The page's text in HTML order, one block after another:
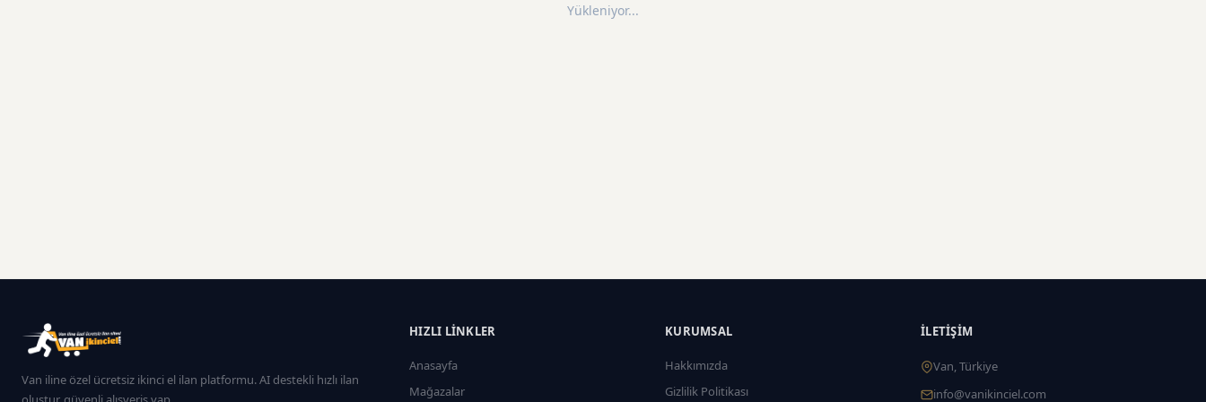
Yükleniyor...
Van iline özel ücretsiz ikinci el ilan platformu. AI destekli hızlı ilan
HIZLI LINKLER
Anasayfa
Mağazalar
KURUMSAL
Hakkımızda
Gizlilik Politikası
İLETIŞIM
Van, Türkiye
info@vanikinciel.com